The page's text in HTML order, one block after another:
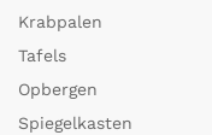
Krabpalen
Tafels
Opbergen
Spiegelkasten